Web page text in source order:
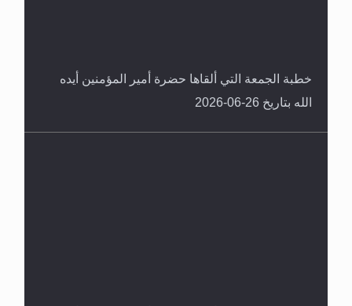
خطبة الجمعة التي ألقاها حضرة أمير المؤمنين أيده
الله بتاريخ 26-06-2026